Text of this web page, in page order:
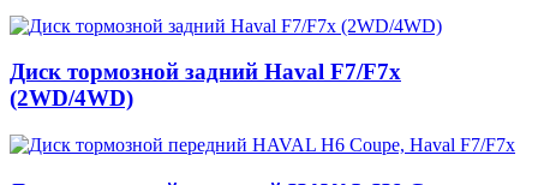
Диск тормозной задний Haval F7/F7x
(2WD/4WD)